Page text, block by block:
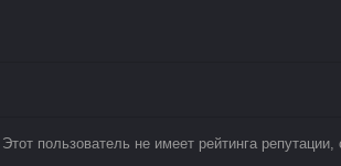
Этот пользователь не имеет рейтинга